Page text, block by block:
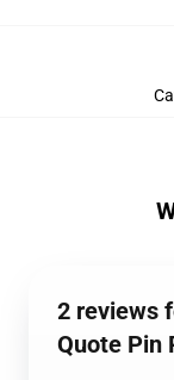
2 reviews
Quote Pin